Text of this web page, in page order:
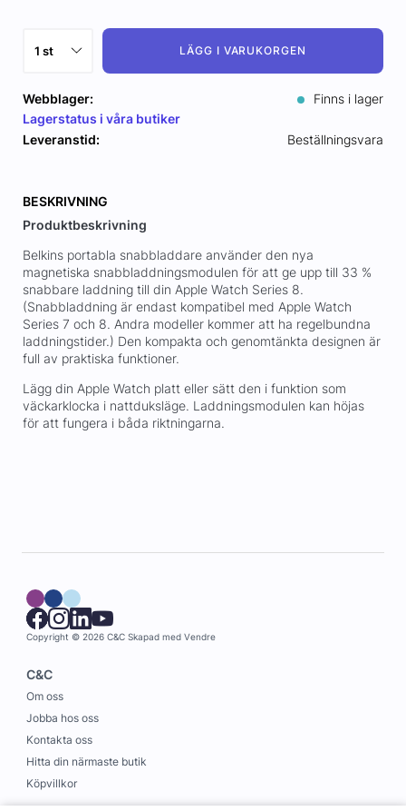
LÄGG I VARUKORGEN
Webblager:
Finns i lager
Lagerstatus i våra butiker
Leveranstid:
Beställningsvara
BESKRIVNING
Produktbeskrivning
Belkins portabla snabbladdare använder den nya
magnetiska snabbladdningsmodulen för att ge upp till 33 %
snabbare laddning till din Apple Watch Series 8.
(Snabbladdning är endast kompatibel med Apple Watch
Series 7 och 8. Andra modeller kommer att ha regelbundna
laddningstider.) Den kompakta och genomtänkta designen är
full av praktiska funktioner.
Lägg din Apple Watch platt eller sätt den i funktion som
väckarklocka i nattduksläge. Laddningsmodulen kan höjas
för att fungera i båda riktningarna.
Copyright © 2026 C&C Skapad med Vendre
C&C
Om oss
Jobba hos oss
Kontakta oss
Hitta din närmaste butik
Köpvillkor